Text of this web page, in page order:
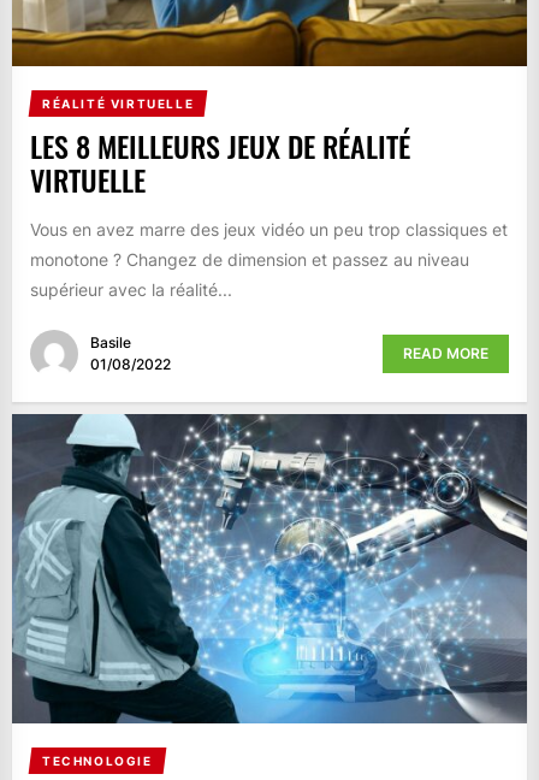
RÉALITÉ VIRTUELLE
LES 8 MEILLEURS JEUX DE RÉALITÉ
VIRTUELLE
Vous en avez marre des jeux vidéo un peu trop classiques et
monotone ? Changez de dimension et passez au niveau
supérieur avec la réalité...
Basile
01/08/2022
READ MORE
TECHNOLOGIE